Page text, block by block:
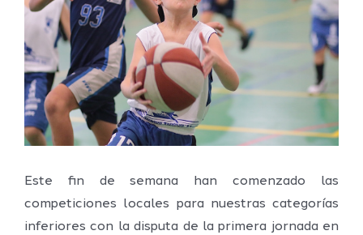
grande
Este fin de semana han comenzado las
competiciones locales para nuestras categorías
inferiores con la disputa de la primera jornada en